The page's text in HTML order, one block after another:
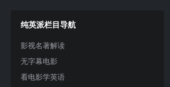
纯英派栏目导航
影视名著解读
无字幕电影
看电影学英语